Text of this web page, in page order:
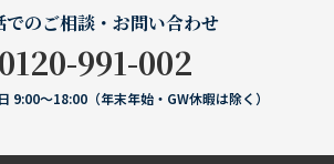
でのご相談・お問い合わせ
0120-991-002
9:00〜18:00（年末年始・GW休暇は除く）